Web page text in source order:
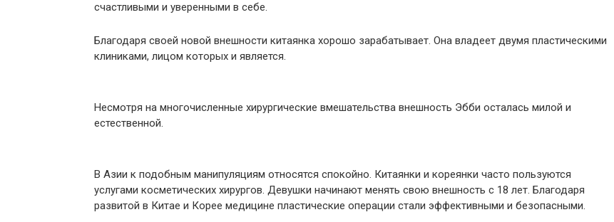
счастливыми и уверенными в себе.
Благодаря своей новой внешности китаянка хорошо зарабатывает. Она владеет двумя пластическими
клиниками, лицом которых и является.
Несмотря на многочисленные хирургические вмешательства внешность Эбби осталась милой и
естественной.
В Азии к подобным манипуляциям относятся спокойно. Китаянки и кореянки часто пользуются
услугами косметических хирургов. Девушки начинают менять свою внешность с 18 лет. Благодаря
развитой в Китае и Корее медицине пластические операции стали эффективными и безопасными.